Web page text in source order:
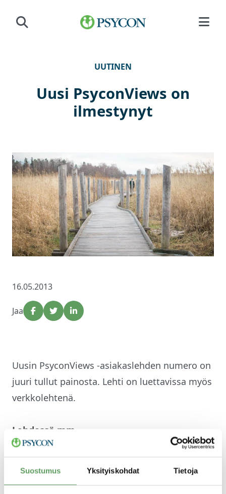
Suostumus Yksityiskohdat Tietoja
UUTINEN
Uusi PsyconViews on
ilmestynyt
16.05.2013
Jaa
Uusin PsyconViews -asiakaslehden numero on
juuri tullut painosta. Lehti on luettavissa myös
verkkolehtenä.
Lehdessä mm.
Romanaisen haastattelu